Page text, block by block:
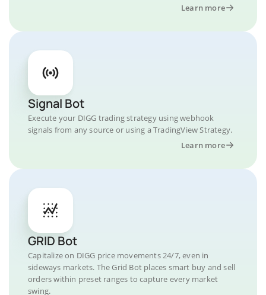
Learn more
Signal Bot
Execute your DIGG trading strategy using webhook
signals from any source or using a TradingView Strategy.
Learn more
GRID Bot
Capitalize on DIGG price movements 24/7, even in
sideways markets. The Grid Bot places smart buy and sell
orders within preset ranges to capture every market
swing.